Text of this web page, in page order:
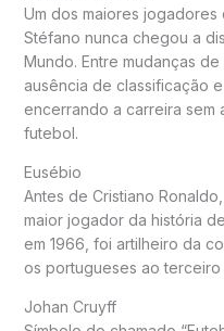
Um dos maiores jogadores
Stéfano nunca chegou a
Mundo. Entre mudanças
ausência de classificação
encerrando a carreira sem
futebol.
Eusébio
Antes de Cristiano
maior jogador da história
em 1966, foi artilheiro da
os portugueses ao terceiro
Johan Cruyff